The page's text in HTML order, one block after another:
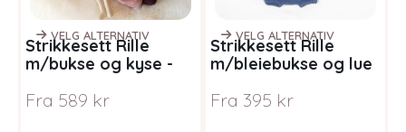
VELG ALTERNATIV
Strikkesett Rille
m/bukse og kyse -
Pure Eco Baby Wool
Fra 589 kr
VELG ALTERNATIV
Strikkesett Rille
m/bleiebukse og lue
Pure Eco Baby Wool
Fra 395 kr